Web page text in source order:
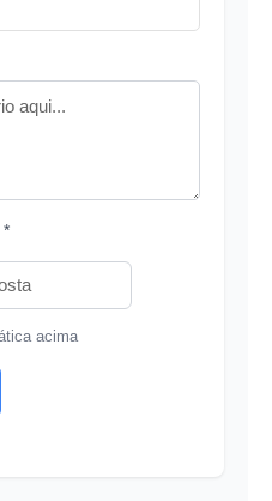
*
acima